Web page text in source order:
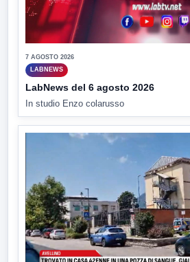
7 AGOSTO 2026
LABNEWS
LabNews del 6 agosto 2026
In studio Enzo colarusso